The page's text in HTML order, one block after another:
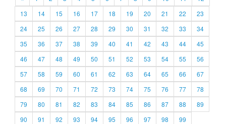
13
14 15 16 17 18 19 20 21 22
23
24
25 26 27 28 29 30 31 32 33
34
35
36 37 38 39 40 41 42 43 44
45
46
47 48 49 50 51 52 53 54 55
56
57
58 59 60 61 62 63 64 65 66
67
68
69 70 71 72 73 74 75 76 77
78
79
80 81 82 83 84 85 86 87 88
89
90
91 92 93 94 95 96 97 98
99